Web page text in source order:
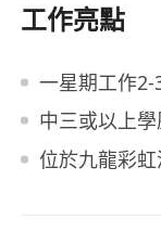
工作亮點
一星期工作
中三或以上
位於九龍彩